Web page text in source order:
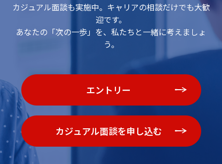
カジュアル面談も実施中。キャリアの相談だけでも大歓
迎です。
あなたの「次の一歩」を、私たちと一緒に考えましょ
う。
エントリー
カジュアル面談を申し込む